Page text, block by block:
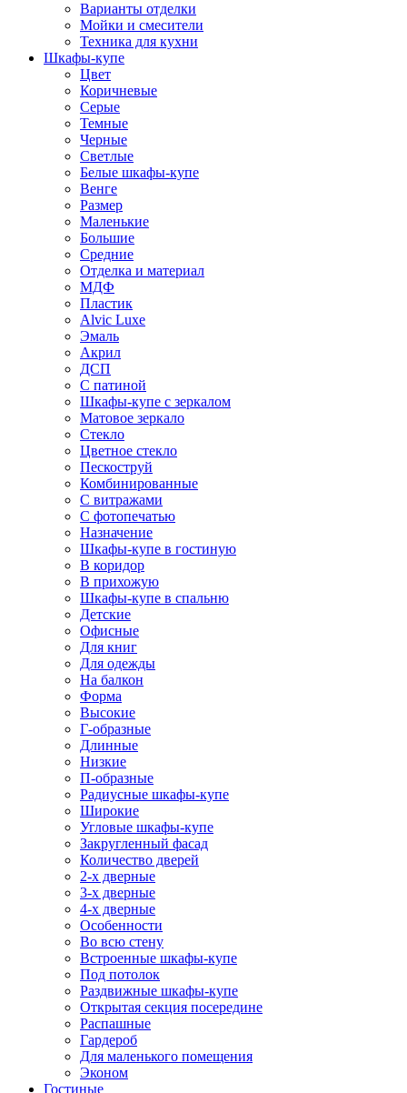
Варианты отделки
Мойки и смесители
Техника для кухни
Шкафы-купе
Цвет
Коричневые
Серые
Темные
Черные
Светлые
Белые шкафы-купе
Венге
Размер
Маленькие
Большие
Средние
Отделка и материал
МДФ
Пластик
Alvic Luxe
Эмаль
Акрил
ДСП
С патиной
Шкафы-купе с зеркалом
Матовое зеркало
Стекло
Цветное стекло
Пескоструй
Комбинированные
С витражами
С фотопечатью
Назначение
Шкафы-купе в гостиную
В коридор
В прихожую
Шкафы-купе в спальню
Детские
Офисные
Для книг
Для одежды
На балкон
Форма
Высокие
Г-образные
Длинные
Низкие
П-образные
Радиусные шкафы-купе
Широкие
Угловые шкафы-купе
Закругленный фасад
Количество дверей
2-х дверные
3-х дверные
4-х дверные
Особенности
Во всю стену
Встроенные шкафы-купе
Под потолок
Раздвижные шкафы-купе
Открытая секция посередине
Распашные
Гардероб
Для маленького помещения
Эконом
Гостиные